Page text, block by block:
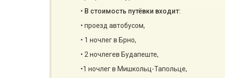
• В стоимость путёвки входит:
• проезд автобусом,
• 1 ночлег в Брно,
• 2 ночлегев Будапеште,
•1 ночлег в Мишкольц-Тапольце,